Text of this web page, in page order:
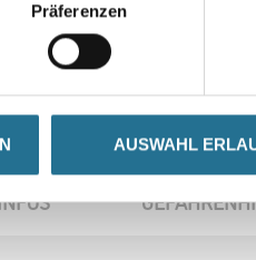
Präferenzen
AUSWAHL